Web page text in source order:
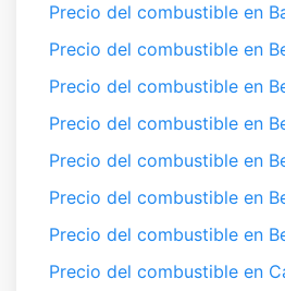
Precio del combustible en
Precio del combustible en
Precio del combustible en
Precio del combustible en
Precio del combustible en
Precio del combustible en
Precio del combustible en
Precio del combustible en